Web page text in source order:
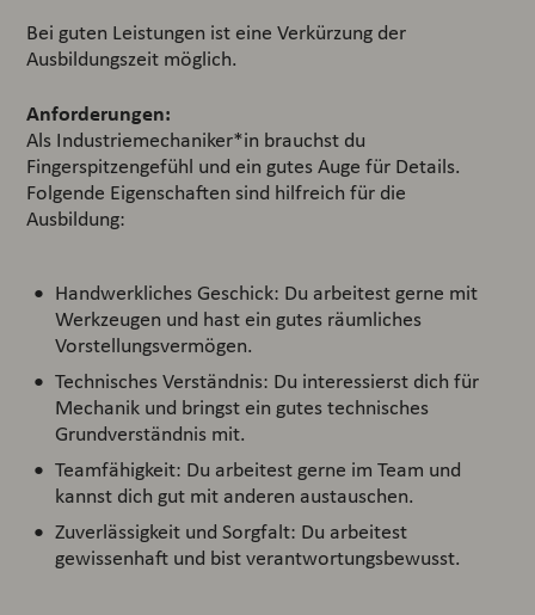
Bei guten Leistungen ist eine Verkürzung der
Ausbildungszeit möglich.
Anforderungen:
Als Industriemechaniker*in brauchst du
Fingerspitzengefühl und ein gutes Auge für Details.
Folgende Eigenschaften sind hilfreich für die
Ausbildung:
Handwerkliches Geschick: Du arbeitest gerne mit
Werkzeugen und hast ein gutes räumliches
Vorstellungsvermögen.
Technisches Verständnis: Du interessierst dich für
Mechanik und bringst ein gutes technisches
Grundverständnis mit.
Teamfähigkeit: Du arbeitest gerne im Team und
kannst dich gut mit anderen austauschen.
Zuverlässigkeit und Sorgfalt: Du arbeitest
gewissenhaft und bist verantwortungsbewusst.